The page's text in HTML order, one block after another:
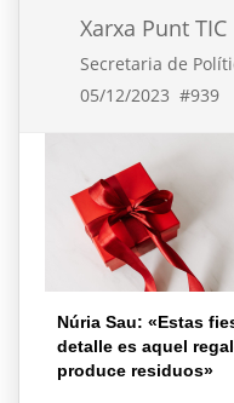
Xarxa Punt TIC
Secretaria de
05/12/2023 #939
Núria Sau: «Estas
detalle es aquel
produce residuos»